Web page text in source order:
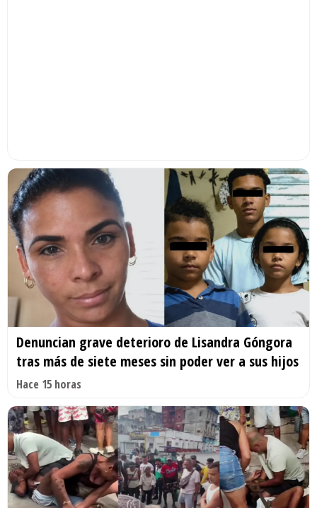
Denuncian grave deterioro de Lisandra Góngora
tras más de siete meses sin poder ver a sus hijos
Hace 15 horas